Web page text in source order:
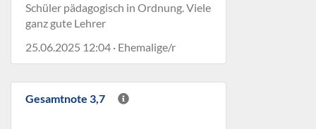
Schüler pädagogisch in Ordnung. Viele
ganz gute Lehrer
25.06.2025 12:04 · Ehemalige/r
Gesamtnote 3,7